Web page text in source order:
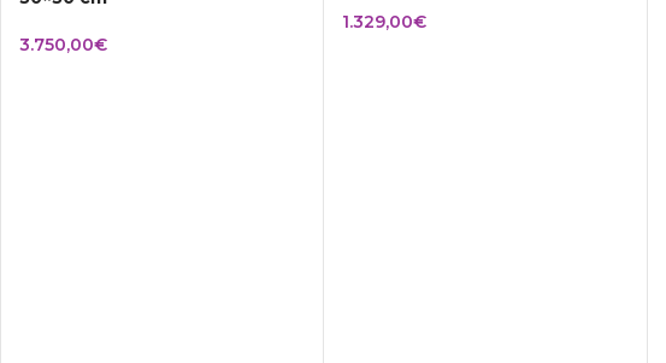
3.750,00€
1.329,00€